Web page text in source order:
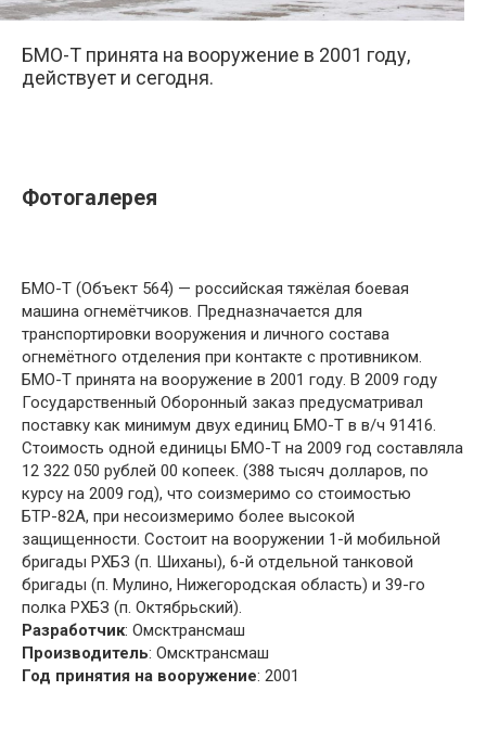
БМО-Т принята на вооружение в 2001 году,
действует и сегодня.
Фотогалерея
БМО-Т (Объект 564) — российская тяжёлая боевая
машина огнемётчиков. Предназначается для
транспортировки вооружения и личного состава
огнемётного отделения при контакте с противником.
БМО-Т принята на вооружение в 2001 году. В 2009 году
Государственный Оборонный заказ предусматривал
поставку как минимум двух единиц БМО-Т в в/ч 91416.
Стоимость одной единицы БМО-Т на 2009 год составляла
12 322 050 рублей 00 копеек. (388 тысяч долларов, по
курсу на 2009 год), что соизмеримо со стоимостью
БТР-82А, при несоизмеримо более высокой
защищенности. Состоит на вооружении 1-й мобильной
бригады РХБЗ (п. Шиханы), 6-й отдельной танковой
бригады (п. Мулино, Нижегородская область) и 39-го
полка РХБЗ (п. Октябрьский).
Разработчик: Омсктрансмаш
Производитель: Омсктрансмаш
Год принятия на вооружение: 2001